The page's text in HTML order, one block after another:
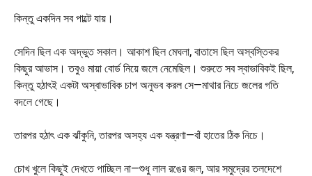
কিন্তু একদিন সব পাল্টে যায়।
সেদিন ছিল এক অদ্ভুত সকাল। আকাশ ছিল মেঘলা, বাতাসে ছিল অস্বস্তিকর
কিছুর আভাস। তবুও মায়া বোর্ড নিয়ে জলে নেমেছিল। শুরুতে সব স্বাভাবিকই ছিল,
কিন্তু হঠাৎই একটা অস্বাভাবিক চাপ অনুভব করল সে—মাথার নিচে জলের গতি
বদলে গেছে।
তারপর হঠাৎ এক ঝাঁকুনি, তারপর অসহ্য এক যন্ত্রণা—বাঁ হাতের ঠিক নিচে।
চোখ খুলে কিছুই দেখতে পাচ্ছিল না—শুধু লাল রঙের জল, আর সমুদ্রের তলদেশে